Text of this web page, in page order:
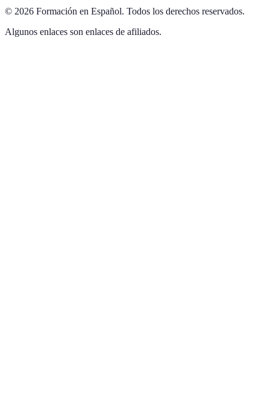
© 2026 Formación en Español. Todos los derechos reservados.
Algunos enlaces son enlaces de afiliados.